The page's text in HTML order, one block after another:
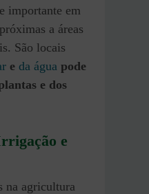
importante em
a áreas
São locais
e da água pode
e dos
e
na agricultura